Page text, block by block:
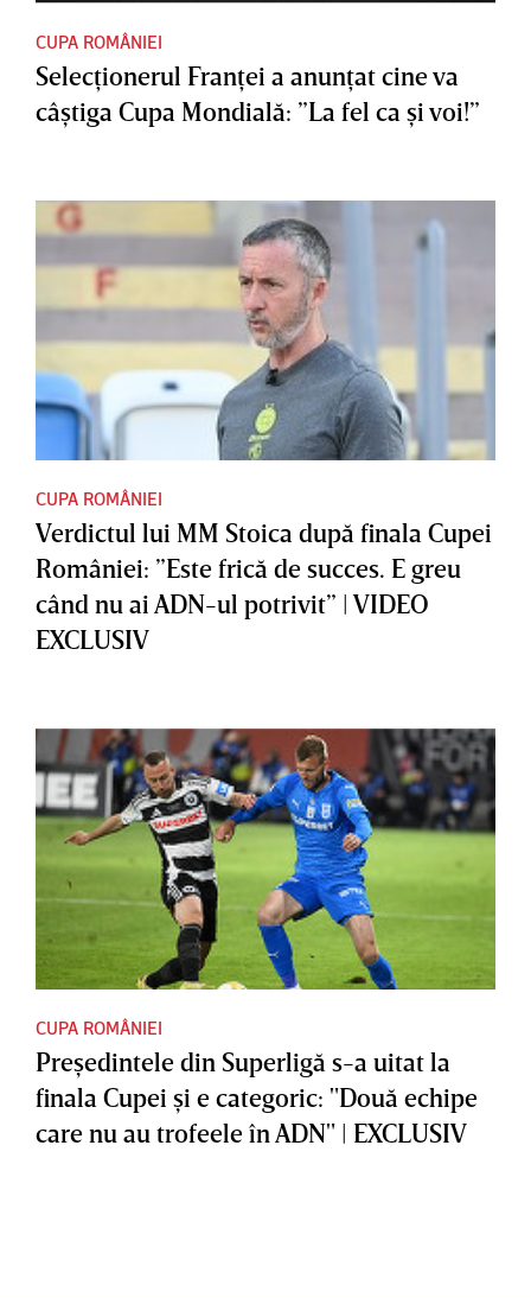
CUPA ROMÂNIEI
Selecţionerul Franţei a anunţat cine va
câştiga Cupa Mondială: ”La fel ca şi voi!”
CUPA ROMÂNIEI
Verdictul lui MM Stoica după finala Cupei
României: ”Este frică de succes. E greu
când nu ai ADN-ul potrivit” | VIDEO
EXCLUSIV
CUPA ROMÂNIEI
Preşedintele din Superligă s-a uitat la
finala Cupei şi e categoric: "Două echipe
care nu au trofeele în ADN" | EXCLUSIV